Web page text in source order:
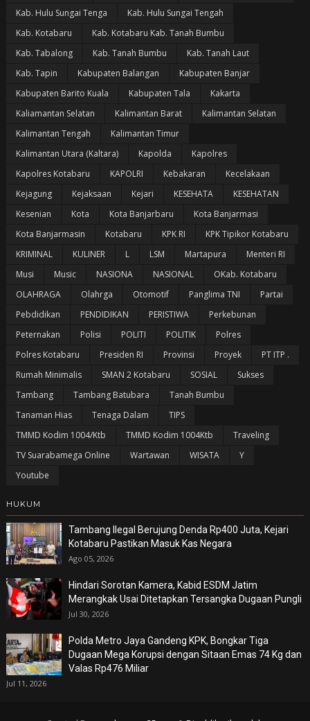
Kab. Hulu Sungai Tenga
Kab. Hulu Sungai Tengah
Kab. Kotabaru
Kab. Kotabaru Kab. Tanah Bumbu
Kab. Tabalong
Kab. Tanah Bumbu
Kab. Tanah Laut
Kab. Tapin
Kabupaten Balangan
Kabupaten Banjar
Kabupaten Barito Kuala
Kabupaten Tala
Kakarta
Kaliamantan Selatan
Kalimantan Barat
Kalimantan Selatan
Kalimantan Tengah
Kalimantan Timur
Kalimantan Utara (Kaltara)
Kapolda
Kapolres
Kapolres Kotabaru
KAPOLRI Kebakaran
Kecelakaan
Kejagung
Kejaksaan Kejari KESEHATA
KESEHATAN
Kesenian
Kota Kota Banjarbaru
Kota Banjarmasi
Kota Banjarmasin
Kotabaru KPK RI
KPK Tipikor Kotabaru
KRIMINAL
KULINER L LSM Martapura
Menteri RI
Musi
Music NASIONA NASIONAL
OKab. Kotabaru
OLAHRAGA
Olahrga Otomotif Panglima TNI
Partai
Pebdidikan
PENDIDIKAN PERISTIWA
Perkebunan
Peternakan
Polisi POLITI POLITIK
Polres
Polres Kotabaru
Presiden RI Provinsi Proyek
PT ITP .
Rumah Minimalis
SMAN 2 Kotabaru SOSIAL
Sukses
Tambang
Tambang Batubara
Tanah Bumbu
Tanaman Hias
Tenaga Dalam
TIPS
TMMD Kodim 1004/Ktb
TMMD Kodim 1004Ktb
Traveling
TV Suarabamega Online
Wartawan WISATA
Y
Youtube
HUKUM
Tambang Ilegal Berujung Denda Rp400 Juta, Kejari
Kotabaru Pastikan Masuk Kas Negara
Ago 05, 2026
Hindari Sorotan Kamera, Kabid ESDM Jatim
Merangkak Usai Ditetapkan Tersangka Dugaan Pungli
Jul 30, 2026
Polda Metro Jaya Gandeng KPK, Bongkar Tiga
Dugaan Mega Korupsi dengan Sitaan Emas 74 Kg dan
Valas Rp476 Miliar
Jul 11, 2026